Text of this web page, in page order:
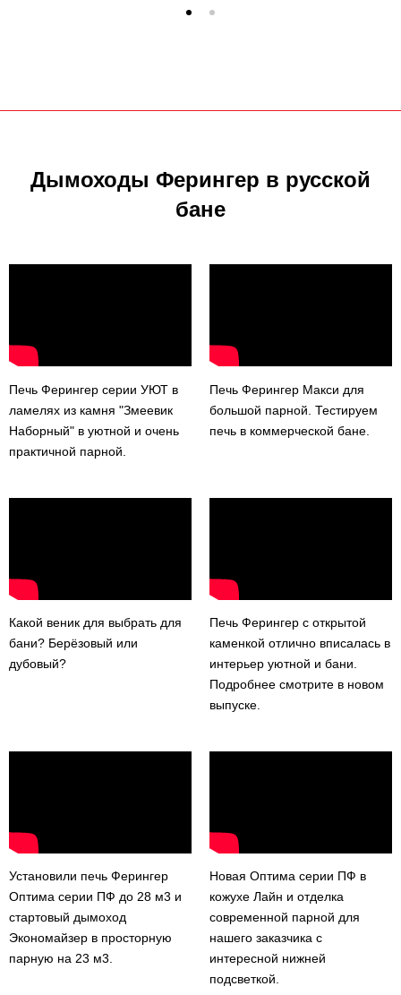
Дымоходы Ферингер в русской
бане
Печь Ферингер серии УЮТ в
ламелях из камня "Змеевик
Наборный" в уютной и очень
практичной парной.
Печь Ферингер Макси для
большой парной. Тестируем
печь в коммерческой бане.
Какой веник для выбрать для
бани? Берёзовый или
дубовый?
Печь Ферингер с открытой
каменкой отлично вписалась в
интерьер уютной и бани.
Подробнее смотрите в новом
выпуске.
Установили печь Ферингер
Оптима серии ПФ до 28 м3 и
стартовый дымоход
Экономайзер в просторную
парную на 23 м3.
Новая Оптима серии ПФ в
кожухе Лайн и отделка
современной парной для
нашего заказчика с
интересной нижней
подсветкой.